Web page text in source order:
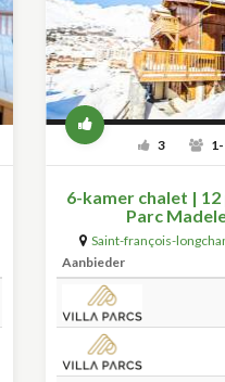
3
6-kamer chalet |
Parc
Saint-françois-
Aanbieder